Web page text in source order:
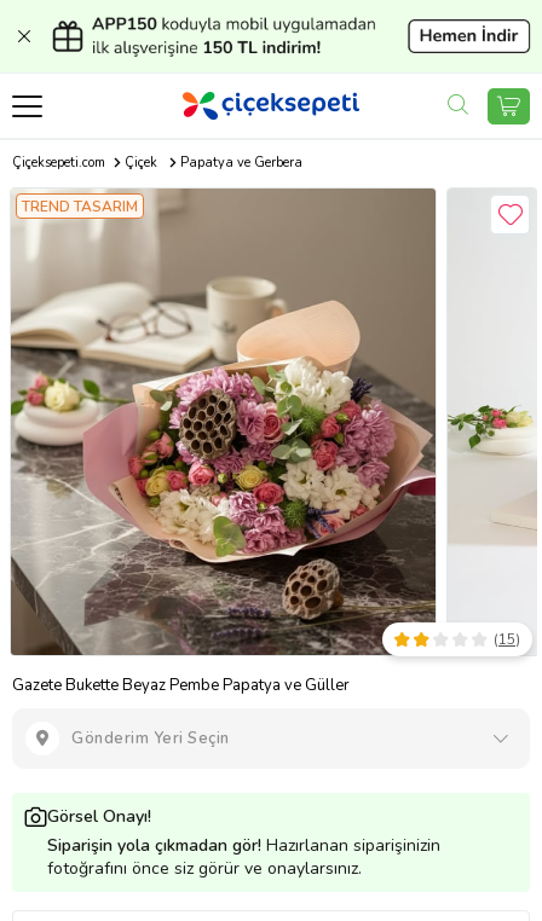
Çiçeksepeti.com Çiçek Papatya ve Gerbera
TREND TASARIM
Gazete Bukette Beyaz Pembe Papatya ve Güller
(15)
Gönderim Yeri Seçin
Görsel Onayı!
Siparişin yola çıkmadan gör! Hazırlanan siparişinizin
fotoğrafını önce siz görür ve onaylarsınız.